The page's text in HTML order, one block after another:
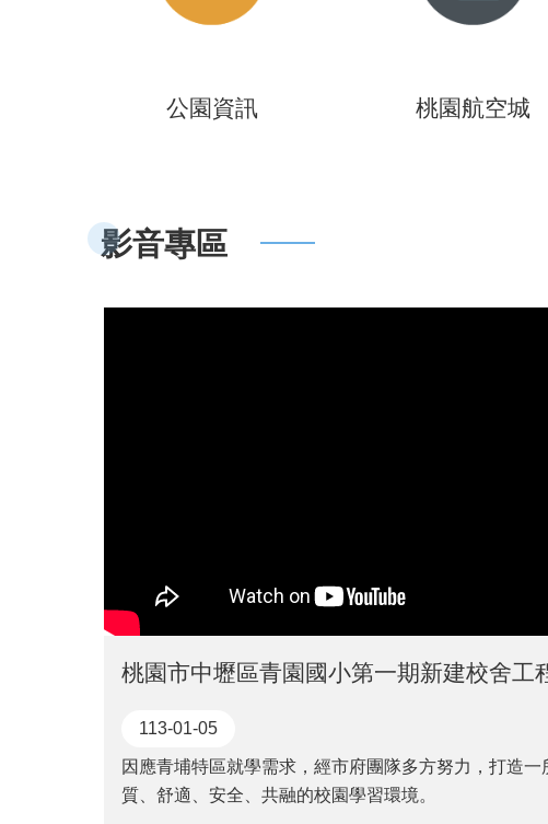
公園資訊 桃園航空城
影音專區
桃園市中壢區青園國小第一期新建校舍工
113-01-05
因應青埔特區就學需求，經市府團隊多方努力，打造一
質、舒適、安全、共融的校園學習環境。